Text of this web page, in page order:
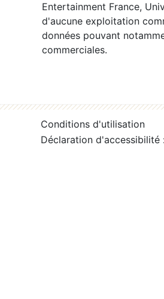
Entertainment France,
d'aucune exploitation
données pouvant
commerciales.
Conditions d'utilisation
Déclaration